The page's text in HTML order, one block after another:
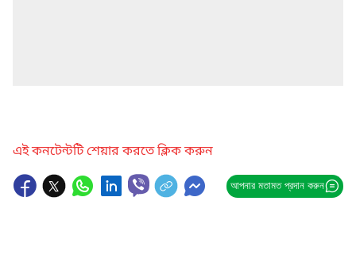
এই কনটেন্টটি শেয়ার করতে ক্লিক করুন
আপনার মতামত প্রদান করুন